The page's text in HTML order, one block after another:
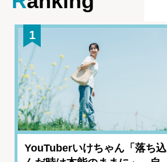
1
YouTuberいけちゃん「落ち込